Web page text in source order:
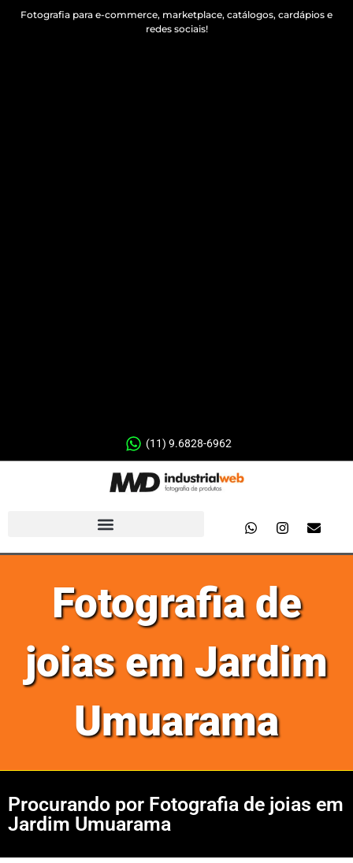
Fotografia para e-commerce, marketplace, catálogos, cardápios e
redes sociais!
(11) 9.6828-6962
Fotografia de
joias em Jardim
Umuarama
Procurando por Fotografia de joias em
Jardim Umuarama